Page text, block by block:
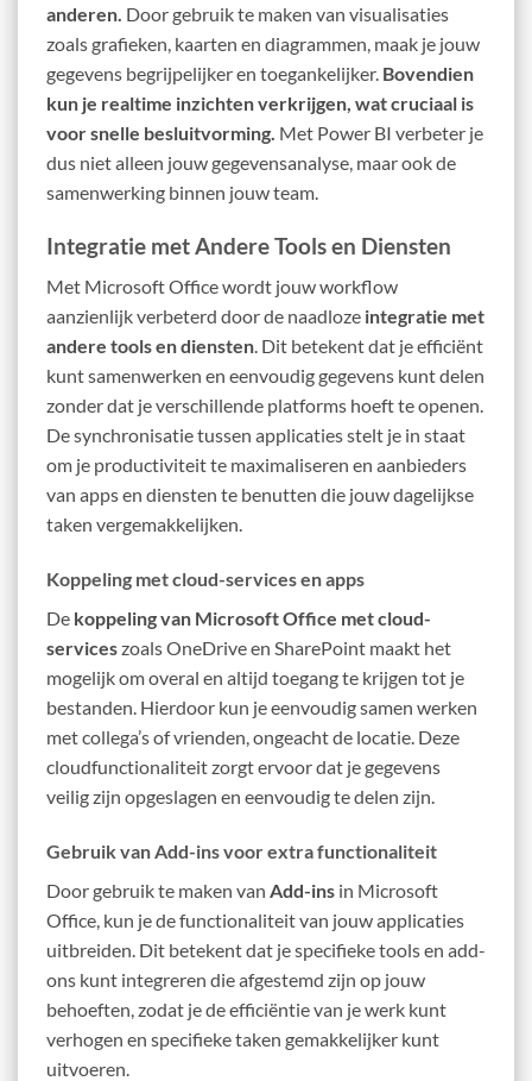
anderen. Door gebruik te maken van visualisaties
zoals grafieken, kaarten en diagrammen, maak je jouw
gegevens begrijpelijker en toegankelijker. Bovendien
kun je realtime inzichten verkrijgen, wat cruciaal is
voor snelle besluitvorming. Met Power BI verbeter je
dus niet alleen jouw gegevensanalyse, maar ook de
samenwerking binnen jouw team.
Integratie met Andere Tools en Diensten
Met Microsoft Office wordt jouw workflow
aanzienlijk verbeterd door de naadloze integratie met
andere tools en diensten. Dit betekent dat je efficiënt
kunt samenwerken en eenvoudig gegevens kunt delen
zonder dat je verschillende platforms hoeft te openen.
De synchronisatie tussen applicaties stelt je in staat
om je productiviteit te maximaliseren en aanbieders
van apps en diensten te benutten die jouw dagelijkse
taken vergemakkelijken.
Koppeling met cloud-services en apps
De koppeling van Microsoft Office met cloud-
serviceszoals OneDrive en SharePoint maakt het
mogelijk om overal en altijd toegang te krijgen tot je
bestanden. Hierdoor kun je eenvoudig samen werken
met collega’s of vrienden, ongeacht de locatie. Deze
cloudfunctionaliteit zorgt ervoor dat je gegevens
veilig zijn opgeslagen en eenvoudig te delen zijn.
Gebruik van Add-ins voor extra functionaliteit
Door gebruik te maken van Add-ins in Microsoft
Office, kun je de functionaliteit van jouw applicaties
uitbreiden. Dit betekent dat je specifieke tools en add-
ons kunt integreren die afgestemd zijn op jouw
behoeften, zodat je de efficiëntie van je werk kunt
verhogen en specifieke taken gemakkelijker kunt
uitvoeren.